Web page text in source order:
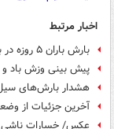
اخبار مرتبط
بارش باران ۵ روزه در برخی استان‌ها
پیش بینی وزش باد و
هشدار بارش‌های
آخرین جزئیات از
عکس/ خسارات ناشی